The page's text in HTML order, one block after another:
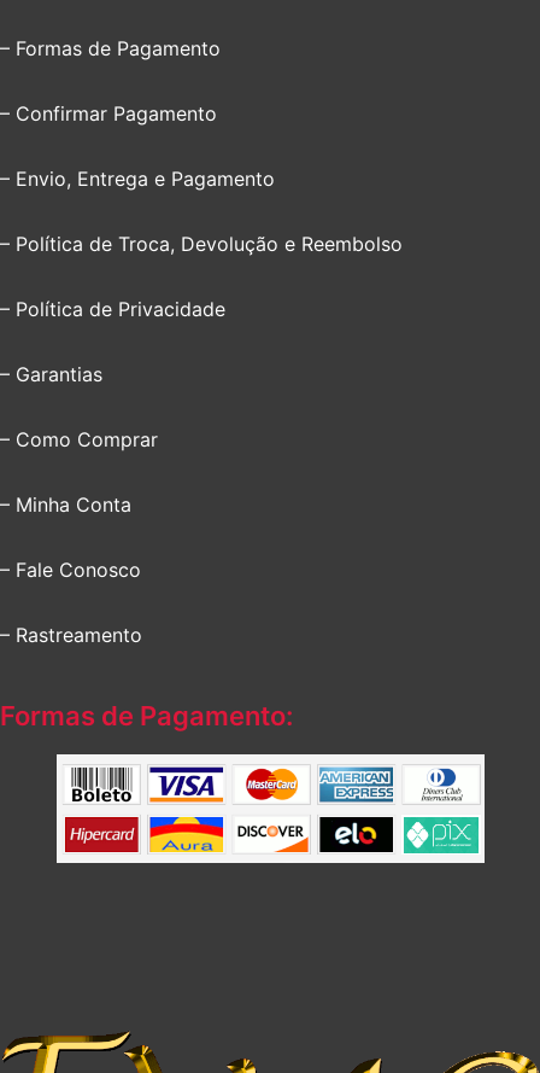
– Formas de Pagamento
– Confirmar Pagamento
– Envio, Entrega e Pagamento
– Política de Troca, Devolução e Reembolso
– Política de Privacidade
– Garantias
– Como Comprar
– Minha Conta
– Fale Conosco
– Rastreamento
Formas de Pagamento: